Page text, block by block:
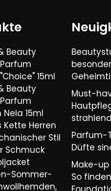
Beauty
Parfum
15ml
Beauty
Parfum
15ml
Herren
Stil
Schmuck
Sommer-
Must-
Parfum-
Düfte
Make-
So